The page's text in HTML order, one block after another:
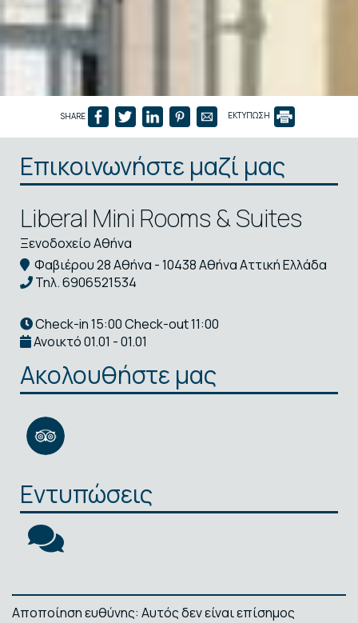
SHARE ΕΚΤΥΠΩΣΗ
Επικοινωνήστε μαζί μας
Liberal Mini Rooms & Suites
Ξενοδοχείο Αθήνα
Φαβιέρου 28 Αθήνα - 10438 Αθήνα Αττική Ελλάδα
Τηλ.6906521534
Check-in 15:00 Check-out 11:00
Ανοικτό 01.01 - 01.01
Ακολουθήστε μας
Εντυπώσεις
Αποποίηση ευθύνης: Αυτός δεν είναι επίσημος